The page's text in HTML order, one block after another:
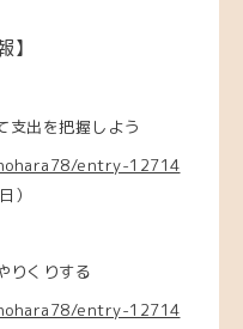
】
支出を把握しよう
entry-12714
）
りくりする
entry-12714